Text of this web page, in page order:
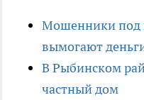
Мошенники под
вымогают
В Рыбинском
частный дом